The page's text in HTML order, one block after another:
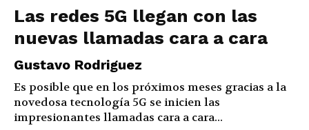
Las redes 5G llegan con las
nuevas llamadas cara a cara
Gustavo Rodriguez
Es posible que en los próximos meses gracias a la
novedosa tecnología 5G se inicien las
impresionantes llamadas cara a cara...